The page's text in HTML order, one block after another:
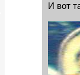
И вот